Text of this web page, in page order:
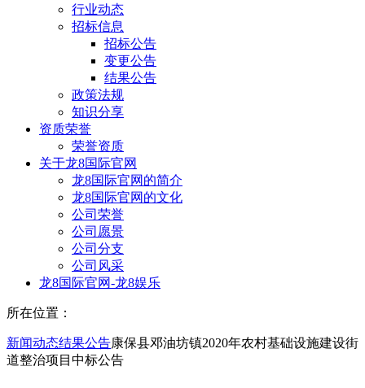
行业动态
招标信息
招标公告
变更公告
结果公告
政策法规
知识分享
资质荣誉
荣誉资质
关于龙8国际官网
龙8国际官网的简介
龙8国际官网的文化
公司荣誉
公司愿景
公司分支
公司风采
龙8国际官网-龙8娱乐
所在位置：
新闻动态结果公告康保县邓油坊镇2020年农村基础设施建设街
道整治项目中标公告